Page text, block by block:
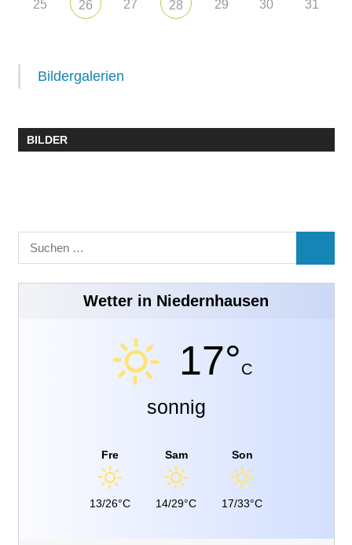
25 26 27 28 29 30 31
Bildergalerien
BILDER
Suchen
nach:
Wetter in Niedernhausen
17°C
sonnig
Fre
13/26°C
Sam
14/29°C
Son
17/33°C